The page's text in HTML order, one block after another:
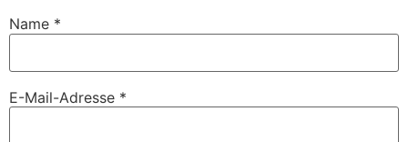
Name *
E-Mail-Adresse *